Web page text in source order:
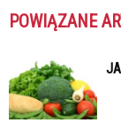
POWIĄZANE